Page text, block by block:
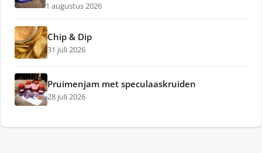
1 augustus 2026
Chip & Dip
31 juli 2026
Pruimenjam met speculaaskruiden
28 juli 2026